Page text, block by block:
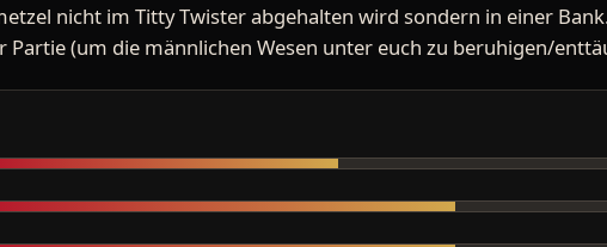
nicht im Titty Twister abgehalten wird sondern in einer
(um die männlichen Wesen unter euch zu beruhigen/